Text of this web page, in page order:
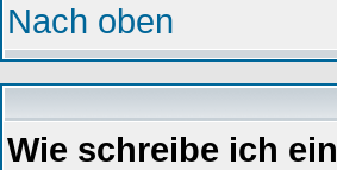
Nach oben
Wie schreibe ich